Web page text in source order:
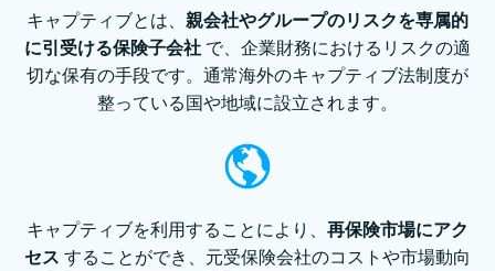
キャプティブとは、 親会社やグループのリスクを専属的
に引受ける保険⼦会社 で、企業財務におけるリスクの適
切な保有の手段です。通常海外のキャプティブ法制度が
整っている国や地域に設⽴されます。
キャプティブを利⽤することにより、 再保険市場にアク
セス することができ、元受保険会社のコストや市場動向